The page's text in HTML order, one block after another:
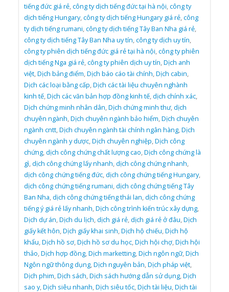
tiếng đức giá rẻ,công ty dịch tiếng đức tại hà nội,công ty
dịch tiếng Hungary,công ty dịch tiếng Hungary giá rẻ,công
ty dịch tiếng rumani,công ty dịch tiếng Tây Ban Nha giá rẻ,
công ty dịch tiếng Tây Ban Nha uy tín,công ty dịch uy tín,
công ty phiên dịch tiếng đức giá rẻ tại hà nội,công ty phiên
dịch tiếng Nga giá rẻ,công ty phiên dịch uy tín,Dịch anh
việt,Dịch bảng điểm,Dịch báo cáo tài chính,Dịch cabin,
Dịch các loại bằng cấp,Dịch các tài liệu chuyên nghành
kinh tế,Dịch các văn bản hợp đồng kinh tế,dịch chính xác,
Dịch chứng minh nhân dân,Dịch chứng minh thư,dịch
chuyên ngành,Dịch chuyên ngành bảo hiểm,Dịch chuyên
ngành cntt,Dịch chuyên ngành tài chính ngân hàng,Dịch
chuyên ngành y dược,Dịch chuyên nghiệp,Dịch công
chứng,dịch công chứng chất lượng cao,Dịch công chứng là
gì,dịch công chứng lấy nhanh,dịch công chứng nhanh,
dịch công chứng tiếng đức,dịch công chứng tiếng Hungary,
dịch công chứng tiếng rumani,dịch công chứng tiếng Tây
Ban Nha,dịch công chứng tiếng thái lan,dịch công chứng
tiếng ý giá rẻ lấy nhanh,Dịch công trình kiến trúc xây dựng,
Dịch dự án,Dịch du lịch,dịch giá rẻ,dịch giá rẻ ở đâu,Dịch
giấy kết hôn,Dịch giấy khai sinh,Dịch hộ chiếu,Dịch hộ
khẩu,Dịch hồ sơ,Dịch hồ sơ du học,Dịch hội chợ,Dịch hội
thảo,Dịch hợp đồng,Dịch marketting,Dịch ngôn ngữ,Dịch
Ngôn ngữ thông dụng,Dịch nguyên bản,Dịch pháp việt,
Dịch phim,Dịch sách,Dịch sách hướng dẫn sử dụng,Dịch
sao y,Dịch siêu nhanh,Dịch siêu tốc,Dịch tài liệu,Dịch tài